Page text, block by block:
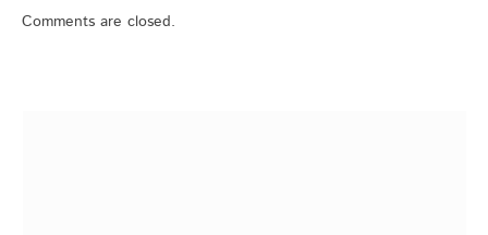
Comments are closed.